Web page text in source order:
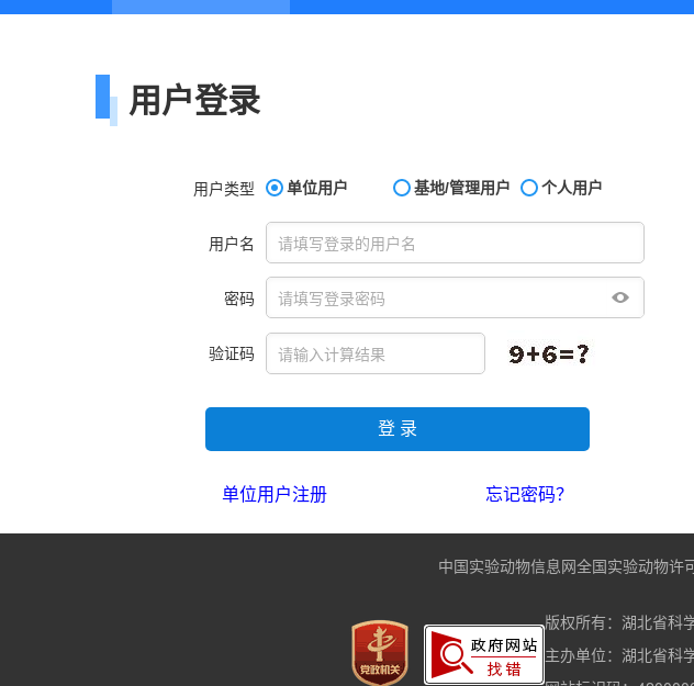
用户登录
用户类型 单位用户 基地/管理用户 个人用户
用户名
密码
验证码
登 录
单位用户注册 忘记密码？
中国实验动物信息网全国实验动物许
版权所有：湖北省科
主办单位：湖北省科